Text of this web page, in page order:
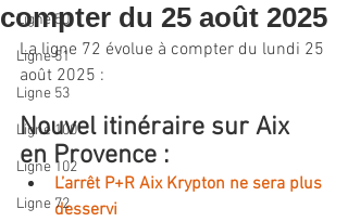
Ligne 50
Ligne 51
Ligne 53
Ligne 100
Ligne 102
Ligne 72
compter du 25 août 2025
La ligne 72 évolue à compter du lundi 25
août 2025 :
Nouvel itinéraire sur Aix
en Provence :
L’arrêt P+R Aix Krypton ne sera plus
desservi